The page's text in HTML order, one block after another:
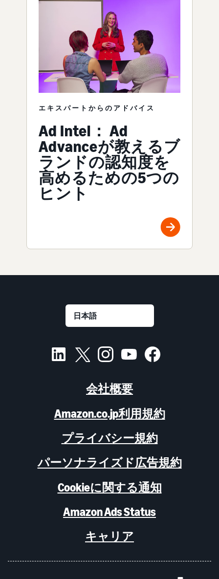
エキスパートからのアドバイス
Ad Intel： Ad
Advanceが教えるブ
ランドの認知度を
高めるための5つの
ヒント
会社概要
Amazon.co.jp利用規約
プライバシー規約
パーソナライズド広告規約
Cookieに関する通知
Amazon Ads Status
キャリア